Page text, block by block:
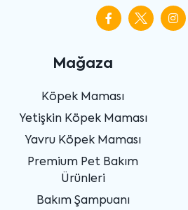
Mağaza
Köpek Maması
Yetişkin Köpek Maması
Yavru Köpek Maması
Premium Pet Bakım
Ürünleri
Bakım Şampuanı